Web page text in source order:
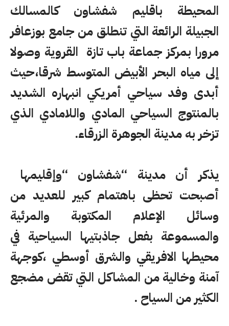
المحيطة باقليم شفشاون كالمسالك
الجبيلة الرائعة التي تنطلق من جامع بوزعافر
مرورا بمركز جماعة باب تازة القروية وصولا
إلى مياه البحر الأبيض المتوسط شرقا،حيث
أبدى وفد سياحي أمريكي انبهاره الشديد
بالمنتوج السياحي المادي واللامادي الذي
تزخر به مدينة الجوهرة الزرقاء.
يذكر أن مدينة “شفشاون “وإقليمها
أصبحت تحظى باهتمام كبير للعديد من
وسائل الإعلام المكتوبة والمرئية
والمسموعة بفعل جاذبتيها السياحية في
محيطها الافريقي والشرق أوسطي ،كوجهة
آمنة وخالية من المشاكل التي تقض مضجع
الكثير من السياح .